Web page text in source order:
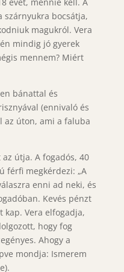
szárnyukra bocsátja,
magukról. Vera
mindig jó gyerek
mennem? Miért
bánattal és
(ennivaló és
az úton, ami a faluba
útja. A fogadós, 40
férfi megkérdezi: „A
enni ad neki, és
Kevés pénzt
kap. Vera elfogadja,
hogy fog
Ahogy a
mondja: Ismerem